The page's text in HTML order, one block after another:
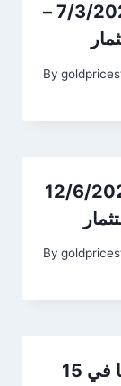
أسعار الذهب في ألمانيا اليوم 7/3/2025 –
By
في ألمانيا اليوم 12/6/2025
By
سعر الذهب اليوم في تركيا كما في 15